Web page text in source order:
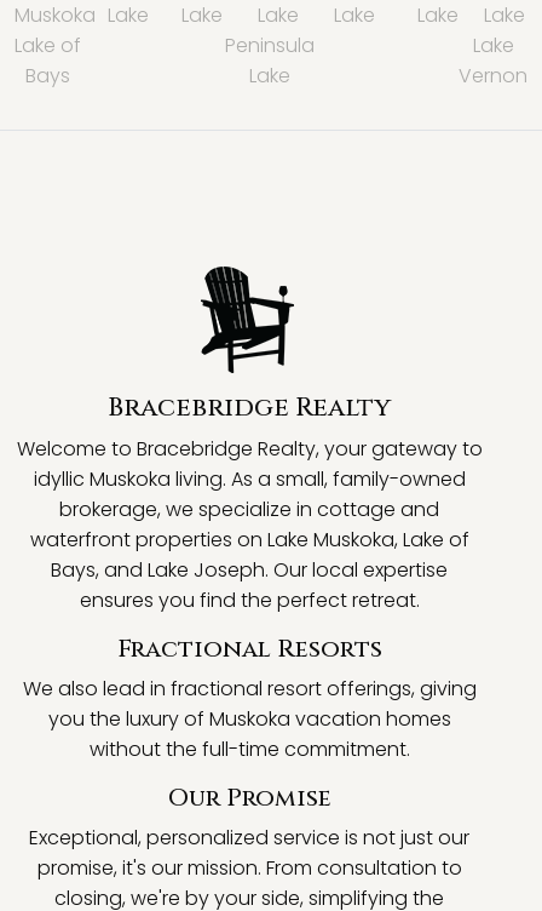
Muskoka Lake
Lake
Lake
Lake
Lake
Lake
Lake of
Bays
Peninsula
Lake
Lake
Vernon
Bracebridge Realty
Welcome to Bracebridge Realty, your gateway to
idyllic Muskoka living. As a small, family-owned
brokerage, we specialize in cottage and
waterfront properties on Lake Muskoka, Lake of
Bays, and Lake Joseph. Our local expertise
ensures you find the perfect retreat.
Fractional Resorts
We also lead in fractional resort offerings, giving
you the luxury of Muskoka vacation homes
without the full-time commitment.
Our Promise
Exceptional, personalized service is not just our
promise, it's our mission. From consultation to
closing, we're by your side, simplifying the